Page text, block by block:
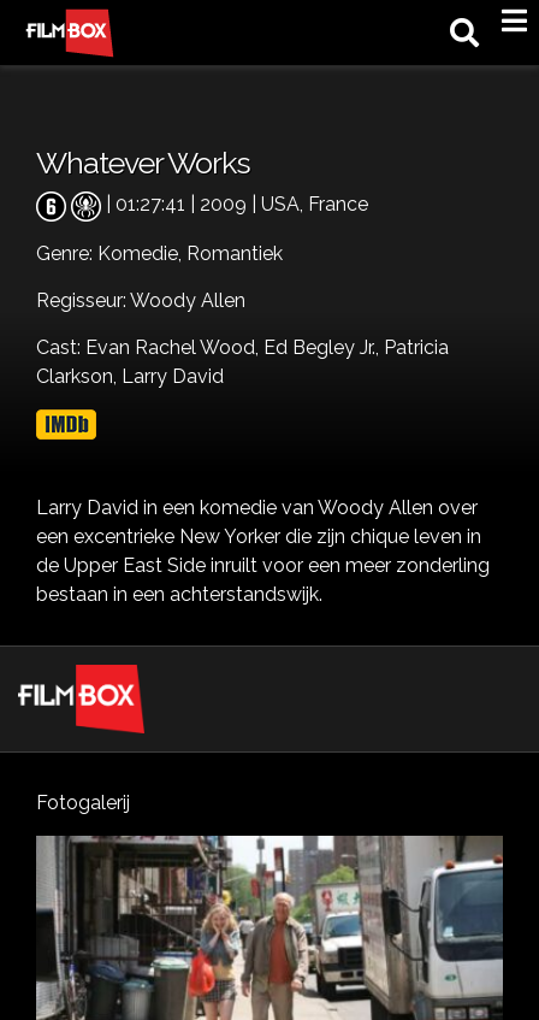
Whatever Works
| 01:27:41 | 2009 | USA, France
Genre: Komedie, Romantiek
Regisseur: Woody Allen
Cast: Evan Rachel Wood, Ed Begley Jr., Patricia
Clarkson, Larry David
Larry David in een komedie van Woody Allen over
een excentrieke New Yorker die zijn chique leven in
de Upper East Side inruilt voor een meer zonderling
bestaan in een achterstandswijk.
Fotogalerij